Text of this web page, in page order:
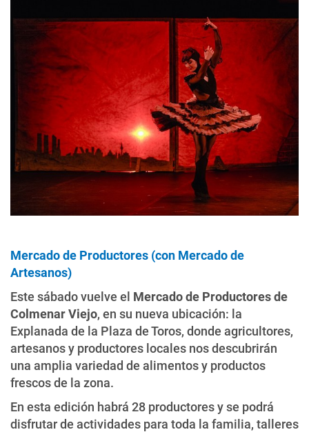
Mercado de Productores (con Mercado de
Artesanos)
Este sábado vuelve el Mercado de Productores de
Colmenar Viejo, en su nueva ubicación: la
Explanada de la Plaza de Toros, donde agricultores,
artesanos y productores locales nos descubrirán
una amplia variedad de alimentos y productos
frescos de la zona.
En esta edición habrá 28 productores y se podrá
disfrutar de actividades para toda la familia, talleres